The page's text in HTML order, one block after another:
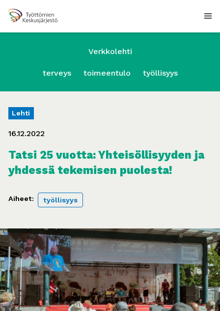
Verkkolehti
terveys toimeentulo työllisyys
Lehti
16.12.2022
Tatsi 25 vuotta: Yhteisöllisyyden ja
yhdessä tekemisen puolesta!
Aiheet: työllisyys